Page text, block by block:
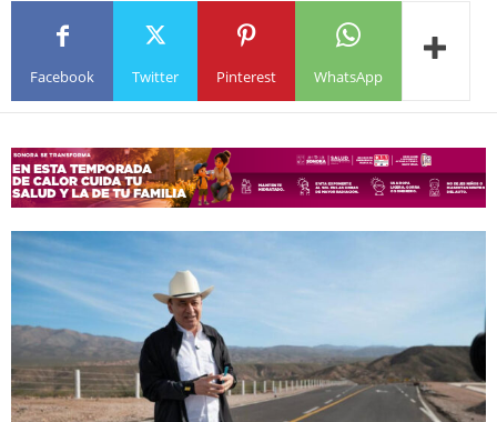
Facebook Twitter Pinterest WhatsApp